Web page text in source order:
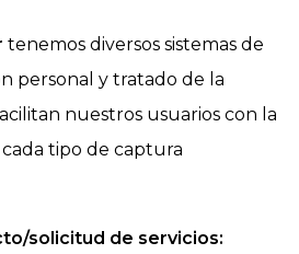
tenemos diversos sistemas de
personal y tratado de la
nuestros usuarios con la
tipo de captura
solicitud de servicios: